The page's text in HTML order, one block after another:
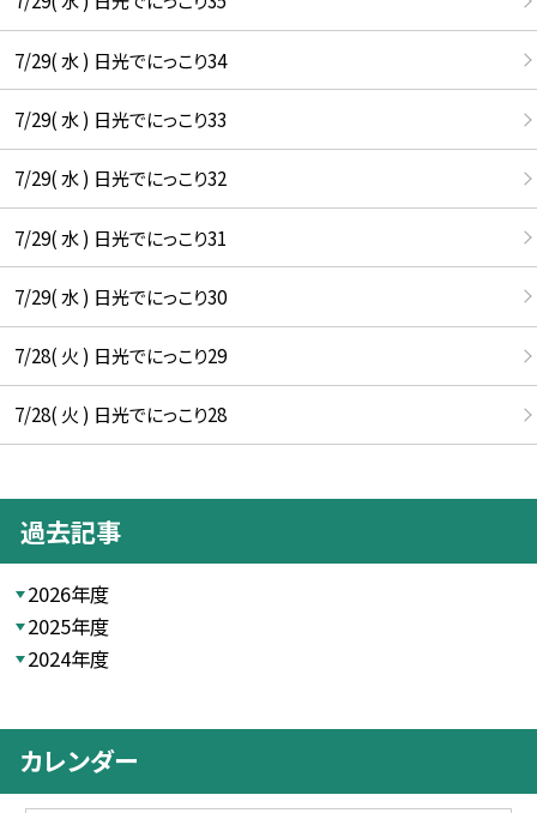
7/29( 水 ) 日光でにっこり34
7/29( 水 ) 日光でにっこり33
7/29( 水 ) 日光でにっこり32
7/29( 水 ) 日光でにっこり31
7/29( 水 ) 日光でにっこり30
7/28( 火 ) 日光でにっこり29
7/28( 火 ) 日光でにっこり28
過去記事
2026年度
2025年度
2024年度
カレンダー